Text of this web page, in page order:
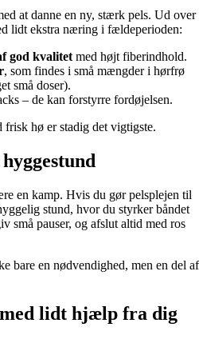
at danne en ny, stærk pels. Ud over
lidt ekstra næring i fældeperioden:
god kvalitet med højt fiberindhold.
, som findes i små mængder i hørfrø
små doser).
– de kan forstyrre fordøjelsen.
hø er stadig det vigtigste.
en kamp. Hvis du gør pelsplejen til
stund, hvor du styrker båndet
små pauser, og afslut altid med ros
bare en nødvendighed, men en del af
lidt hjælp fra dig